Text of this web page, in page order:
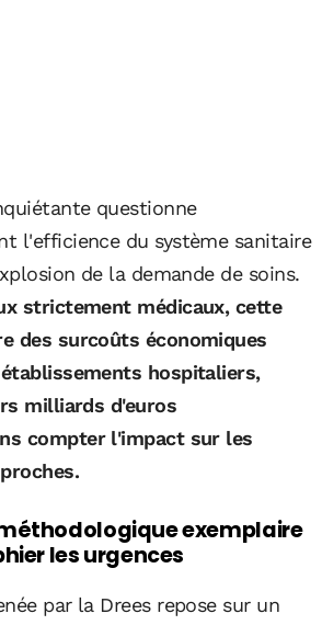
questionne
l'efficience du système sanitaire
de la demande de soins.
strictement médicaux, cette
des surcoûts économiques
hospitaliers,
milliards d'euros
compter l'impact sur les
exemplaire
les urgences
par la Drees repose sur un